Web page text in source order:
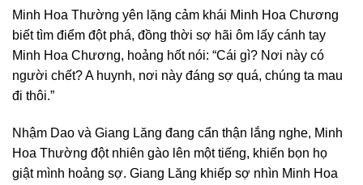
Minh Hoa Thường yên lặng cảm khái Minh Hoa Chương
biết tìm điểm đột phá, đồng thời sợ hãi ôm lấy cánh tay
Minh Hoa Chương, hoảng hốt nói: “Cái gì? Nơi này có
người chết? A huynh, nơi này đáng sợ quá, chúng ta mau
đi thôi.”
Nhậm Dao và Giang Lăng đang cẩn thận lắng nghe, Minh
Hoa Thường đột nhiên gào lên một tiếng, khiến bọn họ
giật mình hoảng sợ. Giang Lăng khiếp sợ nhìn Minh Hoa